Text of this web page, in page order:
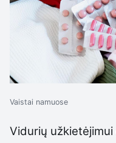
Vaistai namuose
Vidurių